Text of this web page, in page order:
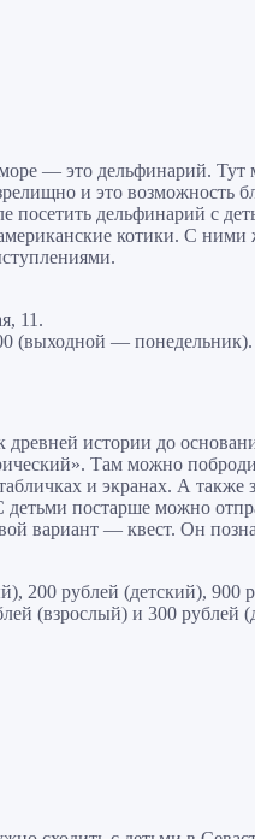
— это дельфинарий. Тут
и это возможность
посетить дельфинарий с
котики. С ними
11.
(выходной — понедельник).
истории до
Там можно
и экранах. А также
детьми постарше можно
вариант — квест. Он
200 рублей (детский),
(взрослый) и 300 рублей